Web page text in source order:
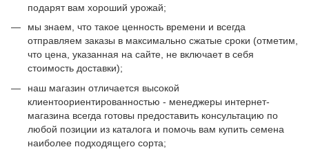
подарят вам хороший урожай;
мы знаем, что такое ценность времени и всегда
отправляем заказы в максимально сжатые сроки (отметим,
что цена, указанная на сайте, не включает в себя
стоимость доставки);
наш магазин отличается высокой
клиентоориентированностью - менеджеры интернет-
магазина всегда готовы предоставить консультацию по
любой позиции из каталога и помочь вам купить семена
наиболее подходящего сорта;